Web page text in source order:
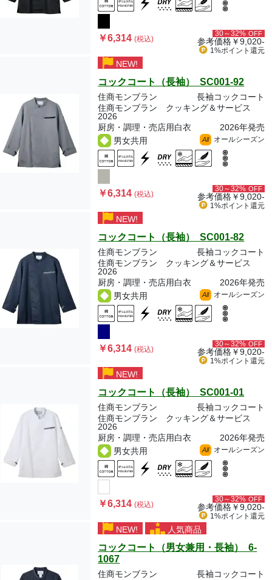
￥6,314(税込)
30～32% OFF
参考価格￥9,020-
1%ポイント 還元
NEW!
コックコート（長袖） SC001-92
住商モンブラン
長袖コックコート
住商モンブラン クッキング＆サービス
2026
厨房・調理・売店用白衣
2026年発売
男女共用
All オールシーズン
￥6,314(税込)
30～32% OFF
参考価格￥9,020-
1%ポイント 還元
NEW!
コックコート（長袖） SC001-82
住商モンブラン
長袖コックコート
住商モンブラン クッキング＆サービス
2026
厨房・調理・売店用白衣
2026年発売
男女共用
All オールシーズン
￥6,314(税込)
30～32% OFF
参考価格￥9,020-
1%ポイント 還元
NEW!
コックコート（長袖） SC001-01
住商モンブラン
長袖コックコート
住商モンブラン クッキング＆サービス
2026
厨房・調理・売店用白衣
2026年発売
男女共用
All オールシーズン
￥6,314(税込)
30～32% OFF
参考価格￥9,020-
1%ポイント 還元
NEW! 人気商品
コックコート（男女兼用・長袖） 6-
1067
住商モンブラン 長袖コックコート